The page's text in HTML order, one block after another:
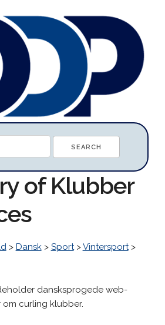
of Klubber
> Dansk> Sport>Vintersport>
dansksprogede web-
curling klubber.